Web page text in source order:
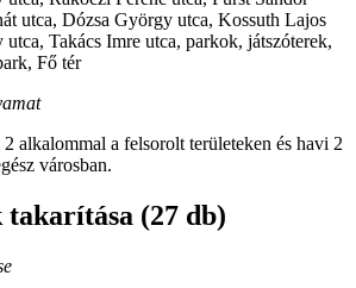
utca, Dózsa György utca, Kossuth Lajos
Takács Imre utca, parkok, játszóterek,
Fő tér
2 alkalommal a felsorolt területeken és havi 2
városban.
takarítása (27 db)